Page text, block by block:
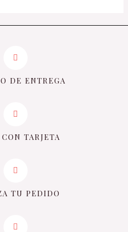
DE ENTREGA
CON TARJETA
TU PEDIDO